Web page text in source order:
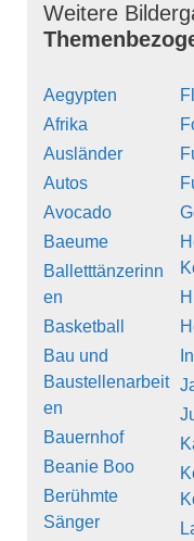
Weitere
Aegypten
Afrika
Ausländer
Autos
Avocado
Baeume
Balletttänzerinn
en
Basketball
Bau und
Baustellenarbeit
en
Bauernhof
Beanie Boo
Berühmte
Sänger